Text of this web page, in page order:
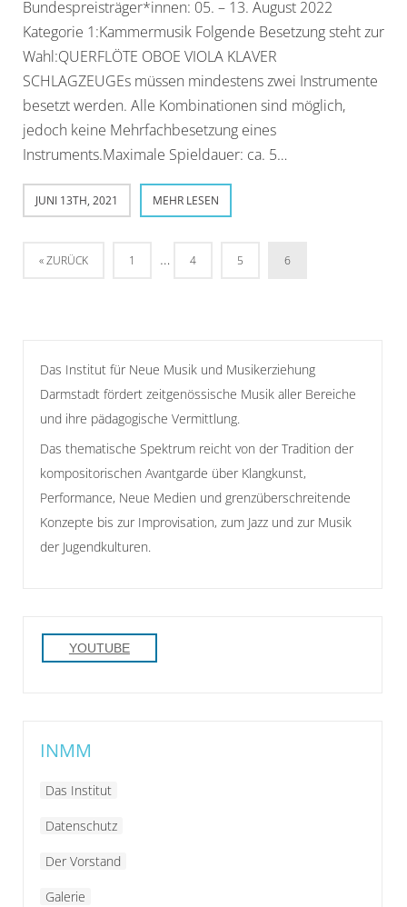
Bundespreisträger*innen: 05. – 13. August 2022
Kategorie 1:Kammermusik Folgende Besetzung steht zur
Wahl:QUERFLÖTE OBOE VIOLA KLAVER
SCHLAGZEUGEs müssen mindestens zwei Instrumente
besetzt werden. Alle Kombinationen sind möglich,
jedoch keine Mehrfachbesetzung eines
Instruments.Maximale Spieldauer: ca. 5…
JUNI 13TH, 2021 MEHR LESEN
« ZURÜCK 1 … 4 5 6
Das Institut für Neue Musik und Musikerziehung
Darmstadt fördert zeitgenössische Musik aller Bereiche
und ihre pädagogische Vermittlung.
Das thematische Spektrum reicht von der Tradition der
kompositorischen Avantgarde über Klangkunst,
Performance, Neue Medien und grenzüberschreitende
Konzepte bis zur Improvisation, zum Jazz und zur Musik
der Jugendkulturen.
YOUTUBE
INMM
Das Institut
Datenschutz
Der Vorstand
Galerie